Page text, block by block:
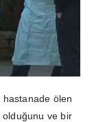
hastanade ölen
olduğunu ve bir